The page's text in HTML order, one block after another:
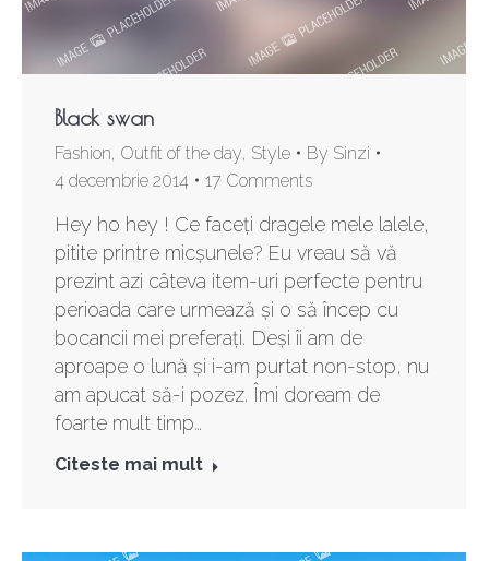
Black swan
Fashion, Outfit of the day, Style By Sinzi
4 decembrie 2014
17 Comments
Hey ho hey ! Ce faceți dragele mele lalele,
pitite printre micșunele? Eu vreau să vă
prezint azi câteva item-uri perfecte pentru
perioada care urmează și o să încep cu
bocancii mei preferați. Deși îi am de
aproape o lună și i-am purtat non-stop, nu
am apucat să-i pozez. Îmi doream de
foarte mult timp…
Citeste mai mult